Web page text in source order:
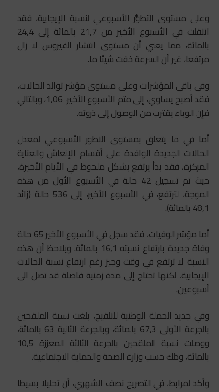
وعلى مستوى التطوُّر الأسبوعي لنسبة الإيجابية، فقد
انتقلت في الأسبوع الأخير من 21,7 بالمائة إلى 24,4
بالمائة، مما يعني أن مستوى انتشار الفيروس لا زال
مرتفعا، غير أن السرعة خفت شيئا ما.
وفي باقي المؤشرات وعلى مستوى مؤشر توالد الحالات،
فقد أصبح يساوي، إلى متم الأسبوع الأخير، 1,06، وبالتالي
فإن الوباء يقترب من الوصول إلى ذروته.
أما في ما يتعلق بمستوى التطور الأسبوعي لمعدل
الحالات الجديدة الوافدة على أقسام الإنعاش والعناية
المركزة، فقد بدأ يرتفع بشكل ملحوظ في الأيام الأخيرة،
حيث تم تسجيل 42 حالة في الأسبوع الأول من هذه
الموجة، لترتفع، في الأسبوع الأخير، إلى 536 حالة (زائد
48,1 بالمائة).
أما مؤشر الوفيات، فقد سجل في الأسبوع الأخير 65 حالة
وفاة جديدة بارتفاع نسبته 16,1 بالمائة. ويلاحظ أن هذه
النسبة لا ترتفع في وقت وجيز رغم ارتفاع نسبة الحالات
الإيجابية، لكنها تحتاج إلى مدة زمنية فاصلة قد تصل الى
أسبوعين.
وفي جديد الحملة الوطنية للتلقيح، بلغت نسبة الملقحين
بالجرعة الأولى 67,3 بالمائة، وبالجرعة الثانية 63 بالمائة،
ووصلت نسبة الملقحين بالجرعة الثالثة المعززة 10,5
بالمائة، وذلك حسب وزارة الصحة والحماية الاجتماعية.
وأكد لمرابط، في التصريح نصف الشهري، أن تحليلا بسيطا